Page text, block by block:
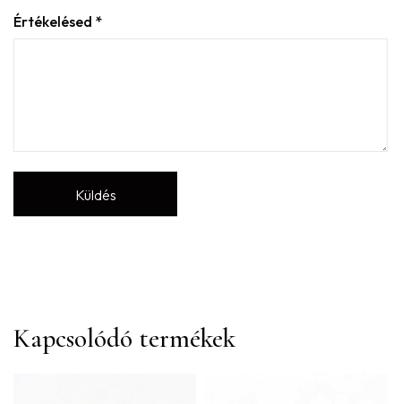
Értékelésed *
Kapcsolódó termékek